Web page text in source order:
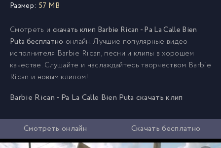
Размер: 57 MB
Смотреть и скачать клип Barbie Rican - Pa La Calle Bien
Puta бесплатно онлайн. Лучшие популярные видео
исполнителя Barbie Rican, песни и клипы в хорошем
качестве. Слушайте и наслаждайтесь творчеством Barbie
Rican и новым клипом!
Barbie Rican - Pa La Calle Bien Puta скачать клип
Смотреть онлайн Скачать бесплатно